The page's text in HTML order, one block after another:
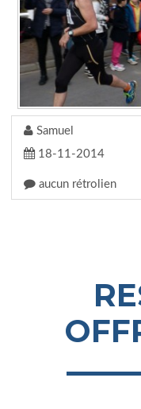
Samuel
18-11-2014
aucun rétrolien